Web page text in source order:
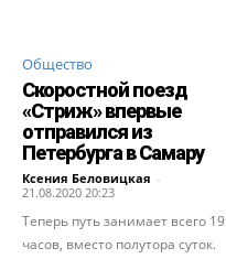
Общество
Скоростной поезд
«Стриж» впервые
отправился из
Петербурга в Самару
Ксения Беловицкая -
21.08.2020 20:23
Теперь путь занимает всего 19
часов, вместо полутора суток.